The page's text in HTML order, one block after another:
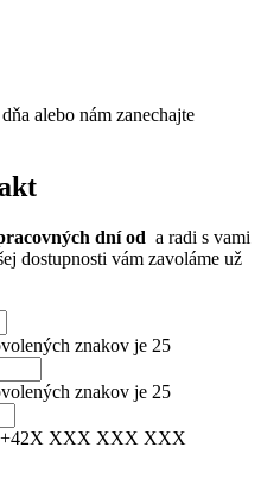
alebo nám zanechajte
dní od a radi s vami
dostupnosti vám zavoláme už
znakov je 25
znakov je 25
+42X XXX XXX XXX